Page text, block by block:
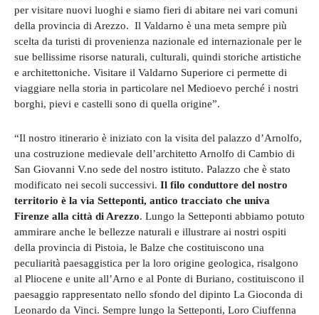
per visitare nuovi luoghi e siamo fieri di abitare nei vari comuni
della provincia di Arezzo. Il Valdarno è una meta sempre più
scelta da turisti di provenienza nazionale ed internazionale per le
sue bellissime risorse naturali, culturali, quindi storiche artistiche
e architettoniche. Visitare il Valdarno Superiore ci permette di
viaggiare nella storia in particolare nel Medioevo perché i nostri
borghi, pievi e castelli sono di quella origine”.
“Il nostro itinerario è iniziato con la visita del palazzo d’Arnolfo,
una costruzione medievale dell’architetto Arnolfo di Cambio di
San Giovanni V.no sede del nostro istituto. Palazzo che è stato
modificato nei secoli successivi. Il filo conduttore del nostro
territorio è la via Setteponti, antico tracciato che univa
Firenze alla città di Arezzo. Lungo la Setteponti abbiamo potuto
ammirare anche le bellezze naturali e illustrare ai nostri ospiti
della provincia di Pistoia, le Balze che costituiscono una
peculiarità paesaggistica per la loro origine geologica, risalgono
al Pliocene e unite all’Arno e al Ponte di Buriano, costituiscono il
paesaggio rappresentato nello sfondo del dipinto La Gioconda di
Leonardo da Vinci. Sempre lungo la Setteponti, Loro Ciuffenna